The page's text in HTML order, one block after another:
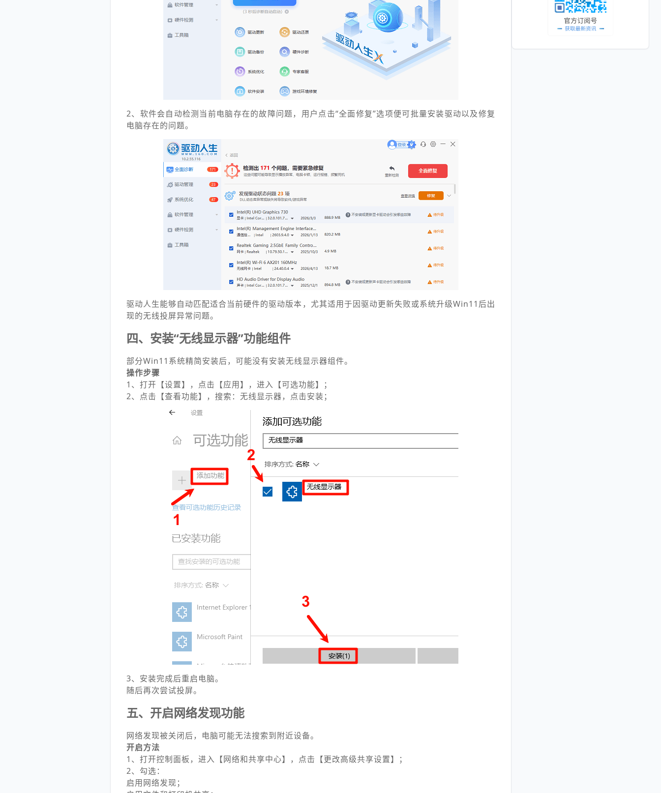
2、软件会自动检测当前电脑存在的故障问题，用户点击“全面修复”选项便可批量安装驱动以及修复
电脑存在的问题。
驱动人生能够自动匹配适合当前硬件的驱动版本，尤其适用于因驱动更新失败或系统升级Win11后出
现的无线投屏异常问题。
四、安装“无线显示器”功能组件
部分Win11系统精简安装后，可能没有安装无线显示器组件。
操作步骤
1、打开【设置】，点击【应用】，进入【可选功能】；
2、点击【查看功能】，搜索：无线显示器，点击安装；
3、安装完成后重启电脑。
随后再次尝试投屏。
五、开启网络发现功能
网络发现被关闭后，电脑可能无法搜索到附近设备。
开启方法
1、打开控制面板，进入【网络和共享中心】，点击【更改高级共享设置】；
2、勾选：
启用网络发现；